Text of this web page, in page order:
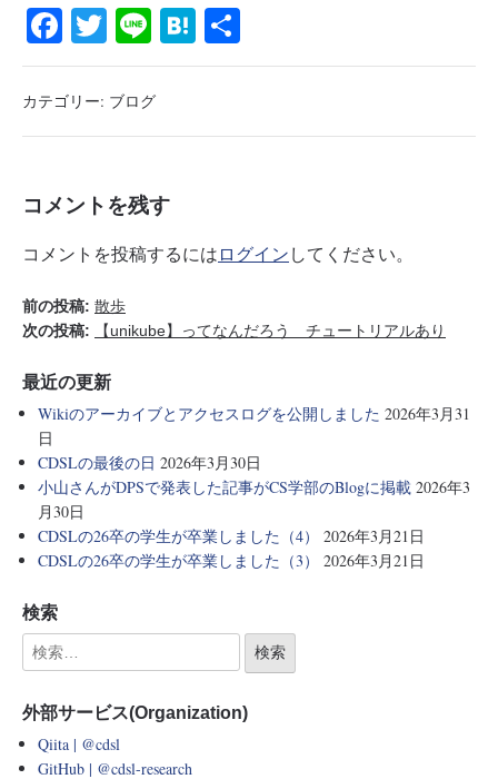
Fa
ce
bo
ok
T
wi
tte
r
Li
ne
H
at
a
有
カテゴリー: ブログ
コメントを残す
コメントを投稿するにはログインしてください。
前の投稿: 散歩
次の投稿:
【unikube】ってなんだろう チュートリアルあり
最近の更新
Wikiのアーカイブとアクセスログを公開しました 2026年3月31
日
CDSLの最後の日 2026年3月30日
小山さんがDPSで発表した記事がCS学部のBlogに掲載 2026年3
月30日
CDSLの26卒の学生が卒業しました（4）
2026年3月21日
CDSLの26卒の学生が卒業しました（3）
2026年3月21日
検索
外部サービス(Organization)
Qiita | @cdsl
GitHub | @cdsl-research